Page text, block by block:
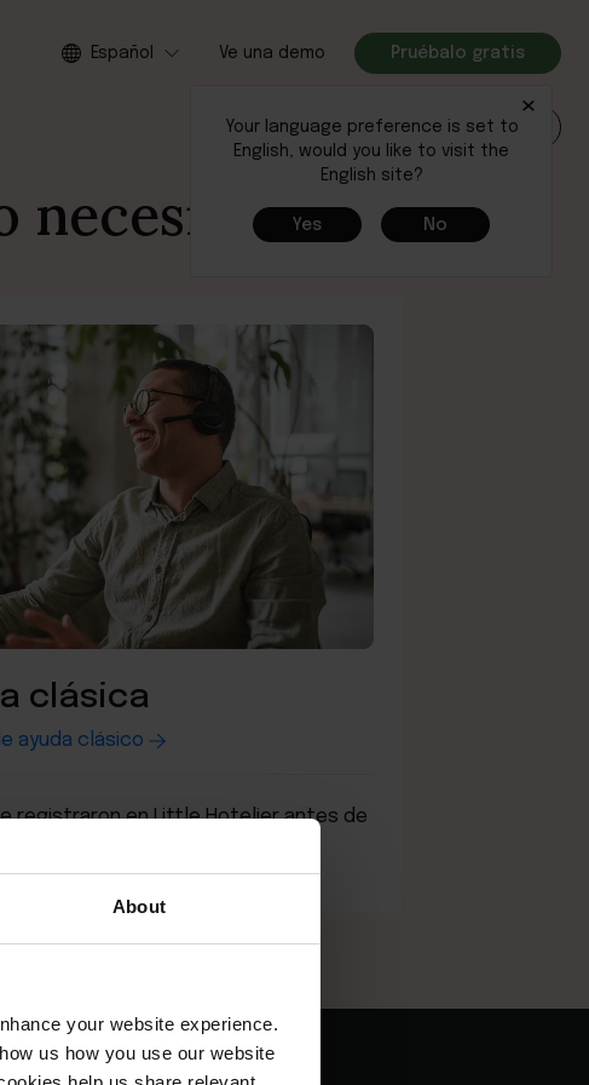
About
your website experience.
us how you use our website
Español Ve una demo Pruébalo gratis
Iniciar sesión
×
Your language preference is set to
English, would you like to visit the
English site?
Yes No
necesites
clásica
ayuda clásico
registraron en Little Hotelier antes de